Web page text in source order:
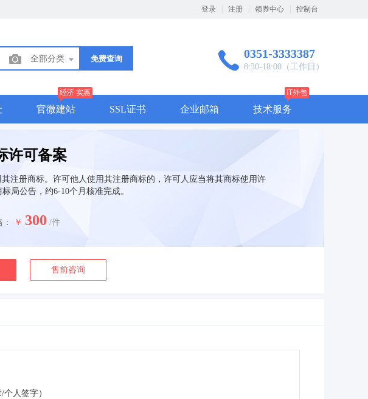
登录 注册 领券中心 控制台
全部分类 免费查询 0351-3333387
8:30-18:00（工作日）
官微建站
经济 实惠
SSL证书 企业邮箱 技术服务
IT外包
许可备案
注册商标。许可他人使用其注册商标的，许可人应当将其商标使用许
局公告，约6-10个月核准完成。
￥ 300 /件
售前咨询
人签字）